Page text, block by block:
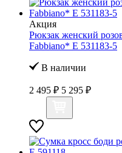
Акция
Рюкзак женский
Fabbiano* E 531183-5
В наличии
2 495 ₽ 5 295 ₽